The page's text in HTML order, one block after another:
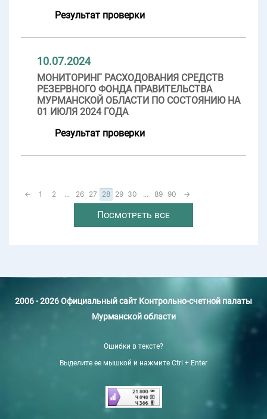
Результат проверки
10.07.2024
МОНИТОРИНГ РАСХОДОВАНИЯ СРЕДСТВ
РЕЗЕРВНОГО ФОНДА ПРАВИТЕЛЬСТВА
МУРМАНСКОЙ ОБЛАСТИ ПО СОСТОЯНИЮ НА
01 ИЮЛЯ 2024 ГОДА
Результат проверки
← 1 2 ... 26 27 28 29 30 ... 89 90 →
Посмотреть все
2006 - 2026 Официальный сайт Контрольно-счетной палаты
Мурманской области
Ошибки в тексте?
Выделите ее мышкой и нажмите Ctrl + Enter